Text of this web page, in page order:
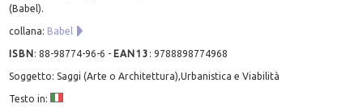
(Babel).
collana: Babel
ISBN:88-98774-96-6 - EAN13 :9788898774968
Soggetto: Saggi (Arte o Architettura),Urbanistica e Viabilità
Testo in: